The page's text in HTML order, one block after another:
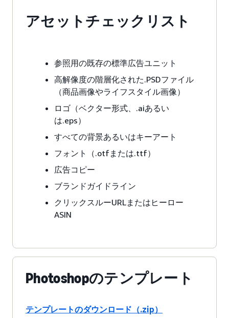
アセットチェックリスト
参照用の既存の標準広告ユニット
高解像度の階層化された.PSDファイル
（商品画像やライフスタイル画像）
ロゴ（ベクター形式、.aiあるい
は.eps）
すべての背景あるいはキーアート
フォント（.otfまたは.ttf）
広告コピー
ブランドガイドライン
クリックスルーURLまたはヒーロー
ASIN
Photoshopのテンプレート
テンプレートのダウンロード（.zip）